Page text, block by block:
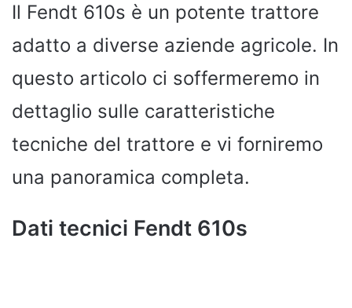
Il Fendt 610s è un potente trattore
adatto a diverse aziende agricole. In
questo articolo ci soffermeremo in
dettaglio sulle caratteristiche
tecniche del trattore e vi forniremo
una panoramica completa.
Dati tecnici Fendt 610s